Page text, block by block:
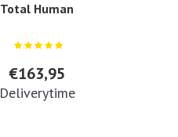
Total Human
€163,95
Deliverytime